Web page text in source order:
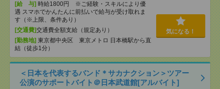
[給 与] 時給1800円 ※ご経験・スキルにより優
遇 スマホでかんたんに前払いで給与が受け取れま
す（※上限、条件あり）
[交通費]交通費全額支給（規定あり）
[勤務地] 東京都中央区 東京メトロ 日本橋駅から直
結（徒歩1分）
気になる！
＜日本を代表するバンド＊サカナクション＞ツアー
公演のサポートバイト＠日本武道館[アルバイト]